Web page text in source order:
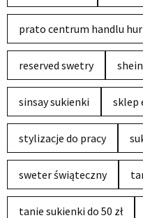
prato centrum handlu
reserved swetry
sinsay sukienki sklep
stylizacje do pracy
sweter świąteczny
tanie sukienki do 50 zł